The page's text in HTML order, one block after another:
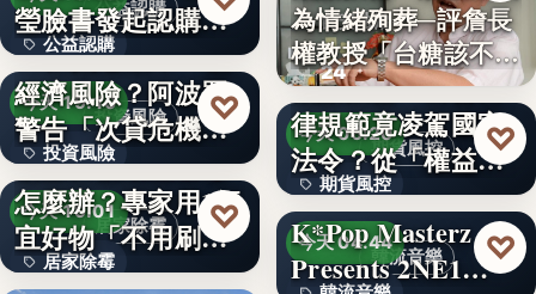
公益認購
公益認購
文字
瑩臉書發起認購水
梨行…
投資風險
今天 19:10
投資風險
文字
AI投資恐成下一個
經濟風險？阿波羅
警告「次貸危機
式」逆轉…
♡
居家除霉
今天 19:01
居家除霉
牆壁反覆潮濕發霉
怎麼辦？專家用1便
宜好物「不用刷清
除陳年…
♡
食安法治
24
為情緒殉葬─評詹長
權教授「台糖該不該
通…
期貨風控
今天 06:20
期貨風控
文字
觀點投書：公會自
律規範竟凌駕國家
法令？從「權益
數」定義看…
♡
韓流音樂
今天 04:44
K*Pop Masterz
Presents 2NE1…
♡